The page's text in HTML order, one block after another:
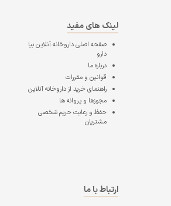
لینک های مفید
صفحه اصلیداروخانه آنلاین بیا
دارو
درباره ما
قوانین و مقررات
راهنمای خرید از داروخانه آنلاین
مجوزها و پروانه ها
حفظ و رعایت حریم شخصی
مشتریان
ارتباط با ما